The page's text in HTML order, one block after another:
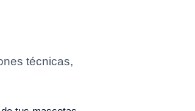
técnicas,